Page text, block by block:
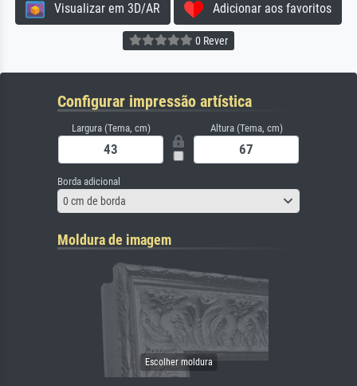
Visualizar em 3D/AR Adicionar aos favoritos
0 Rever
Configurar impressão artística
Largura (Tema, cm) Altura (Tema, cm)
Borda adicional
0 cm de borda
Moldura de imagem